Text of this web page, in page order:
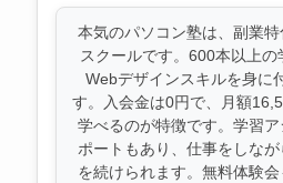
本気のパソコン塾は、副業
スクールです。600本以上の
Webデザインスキルを身に
す。入会金は0円で、月額
学べるのが特徴です。学習
ポートもあり、仕事をしな
を続けられます。無料体験